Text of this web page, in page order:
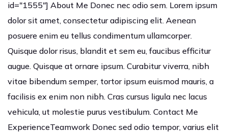
id="1555"] About Me Donec nec odio sem. Lorem ipsum
dolor sit amet, consectetur adipiscing elit. Aenean
posuere enim eu tellus condimentum ullamcorper.
Quisque dolor risus, blandit et sem eu, faucibus efficitur
augue. Quisque at ornare ipsum. Curabitur viverra, nibh
vitae bibendum semper, tortor ipsum euismod mauris, a
facilisis ex enim non nibh. Cras cursus ligula nec lacus
vehicula, ut molestie purus vestibulum. Contact Me
ExperienceTeamwork Donec sed odio tempor, varius elit